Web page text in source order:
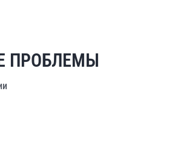
ПРОБЛЕМЫ